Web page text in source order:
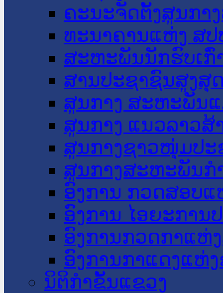
ຄະນະຈັດຕັ້ງສູນກາ
ທະນາຄານແຫ່ງ ສປ
ສະຫະພັນນັກຮົບເກົ່
ສານປະຊາຊົນສູງສຸ
ສູນກາງ ສະຫະພັນ
ສູນກາງ ແນວລາວສ້
ສູນກາງຊາວໜຸ່ມປະ
ສູນກາງສະຫະພັນກ
ອົງການ ກວດສອບແ
ອົງການ ໄອຍະການ
ອົງການກວດກາແຫ່
ອົງການກາແດງແຫ່
ນິຕິກໍາຂັ້ນແຂວງ